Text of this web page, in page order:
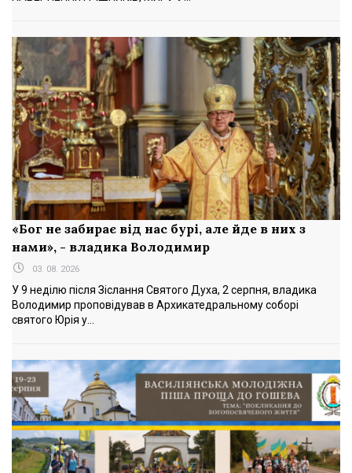
«Бог не забирає від нас бурі, але йде в них з
нами», - владика Володимир
03. 08. 2026
У 9 неділю після Зіслання Святого Духа, 2 серпня, владика
Володимир проповідував в Архикатедральному соборі
святого Юрія у...